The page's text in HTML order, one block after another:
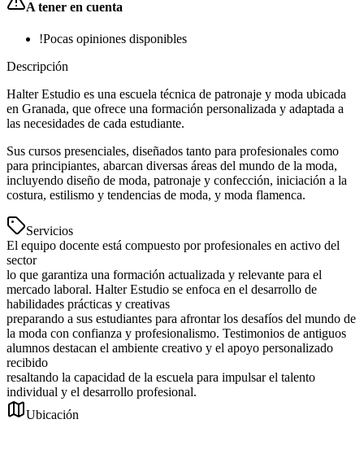
A tener en cuenta
!Pocas opiniones disponibles
Descripción
Halter Estudio es una escuela técnica de patronaje y moda ubicada
en Granada, que ofrece una formación personalizada y adaptada a
las necesidades de cada estudiante.
Sus cursos presenciales, diseñados tanto para profesionales como
para principiantes, abarcan diversas áreas del mundo de la moda,
incluyendo diseño de moda, patronaje y confección, iniciación a la
costura, estilismo y tendencias de moda, y moda flamenca.
Servicios
El equipo docente está compuesto por profesionales en activo del
sector
lo que garantiza una formación actualizada y relevante para el
mercado laboral. Halter Estudio se enfoca en el desarrollo de
habilidades prácticas y creativas
preparando a sus estudiantes para afrontar los desafíos del mundo de
la moda con confianza y profesionalismo. Testimonios de antiguos
alumnos destacan el ambiente creativo y el apoyo personalizado
recibido
resaltando la capacidad de la escuela para impulsar el talento
individual y el desarrollo profesional.
Ubicación